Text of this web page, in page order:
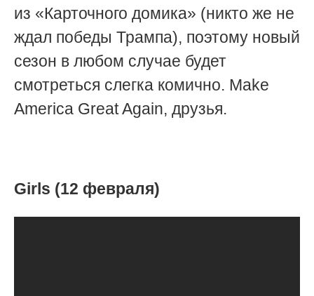
из «Карточного домика» (никто же не
ждал победы Трампа), поэтому новый
сезон в любом случае будет
смотреться слегка комично. Make
America Great Again, друзья.
Girls (12 февраля)